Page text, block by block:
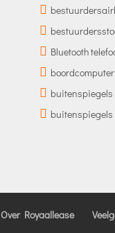
Bluetooth
boordcomputer
Over Royaallease